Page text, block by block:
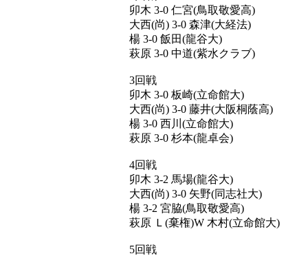
卯木 3-0 仁宮(鳥取敬愛高)
大西(尚) 3-0 森津(大経法)
楊 3-0 飯田(龍谷大)
萩原 3-0 中道(紫水クラブ)
3回戦
卯木 3-0 板崎(立命館大)
大西(尚) 3-0 藤井(大阪桐蔭高)
楊 3-0 西川(立命館大)
萩原 3-0 杉本(龍卓会)
4回戦
卯木 3-2 馬場(龍谷大)
大西(尚) 3-0 矢野(同志社大)
楊 3-2 宮脇(鳥取敬愛高)
萩原 Ｌ(棄権)W 木村(立命館大)
5回戦